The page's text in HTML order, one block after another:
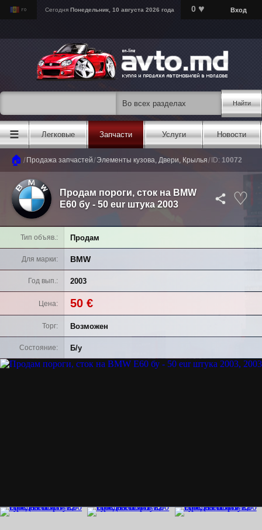
Сегодня Понедельник, 10 августа 2026 года 0 ♥ Вход
Найти
☰ Легковые Запчасти Услуги Новости
🏠 / Продажа запчастей/Элементы кузова, Двери, Крылья/ ID: 10072
Продам пороги, сток на BMW
Е60 бу - 50 eur штука 2003
Тип объяв. Продам
Для марки BMW
Год вып. 2003
Цена 50 €
Торг Возможен
Состояние Б/у